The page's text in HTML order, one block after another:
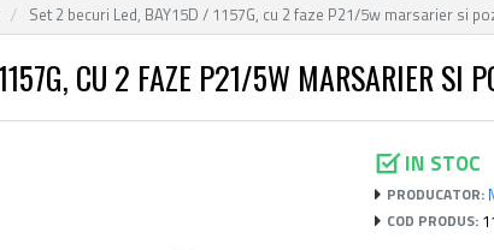
Set 2 becuri Led, BAY15D / 1157G, cu 2 faze P21/5w marsarier si
CU 2 FAZE P21/5W MARSARIER SI
IN STOC
PRODUCATOR:
COD PRODUS: